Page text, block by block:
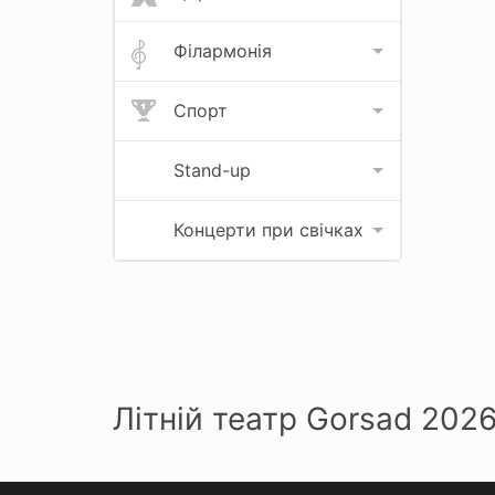
Філармонія
Спорт
Stand-up
Концерти при свічках
Літній театр Gorsad